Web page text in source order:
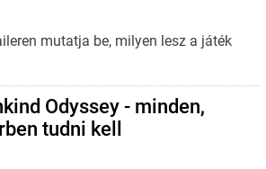
mutatja be, milyen lesz a játék
Odyssey - minden,
tudni kell